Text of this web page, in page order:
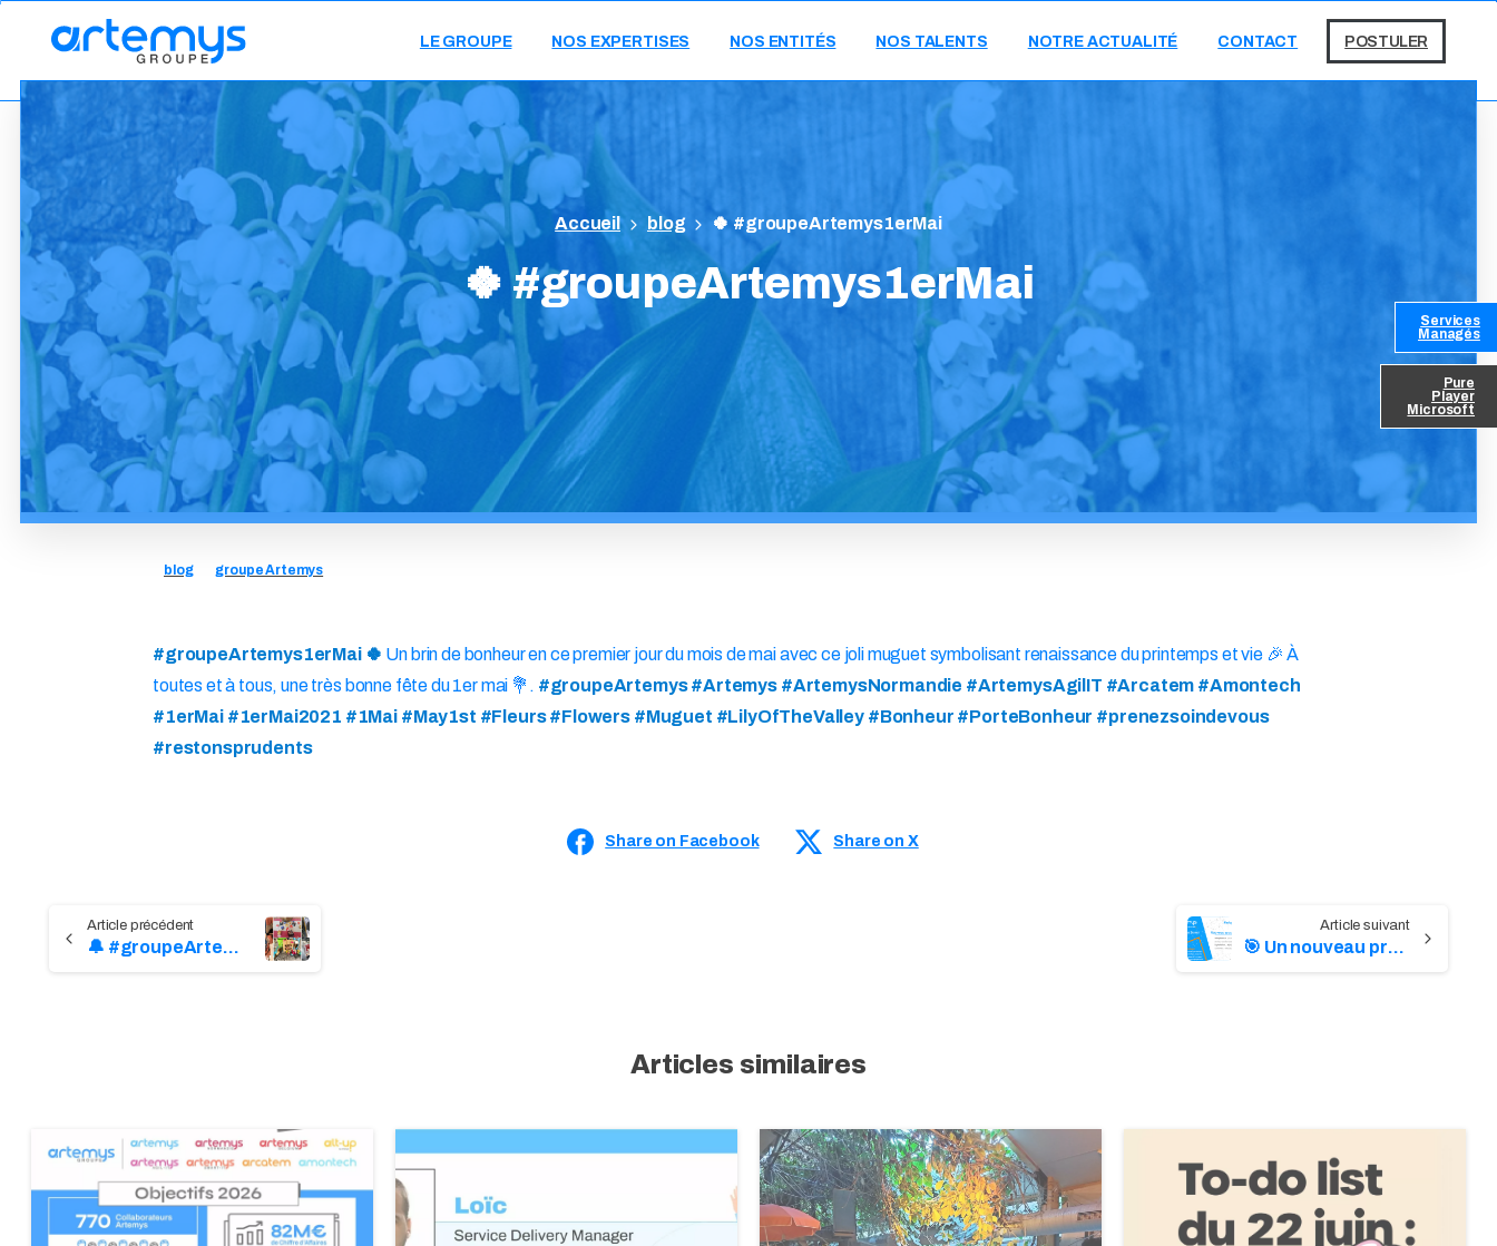
LE GROUPE NOS EXPERTISES NOS ENTITÉS NOS TALENTS NOTRE ACTUALITÉ CONTACT POSTULER
Services
Managés
Pure
Player
Microsoft
🍀 #groupeArtemys1erMai
blog 🍀 #groupeArtemys1erMai
blog groupe Artemys
#groupeArtemys1erMai 🍀 Un brin de bonheur en ce premier jour du mois de mai avec ce joli muguet symbolisant renaissance du printemps et vie 🎉 À
toutes et à tous, une très bonne fête du 1er mai 💐. #groupeArtemys #Artemys #ArtemysNormandie #ArtemysAgilIT #Arcatem #Amontech
#1erMai #1erMai2021 #1Mai #May1st #Fleurs #Flowers #Muguet #LilyOfTheValley #Bonheur #PorteBonheur #prenezsoindevous
#restonsprudents
Share on Facebook Share on X
Continue
Reading
🔔 #groupeArtemysPâques 🎯 Un nouveau projet Infogérance pour Artemys !